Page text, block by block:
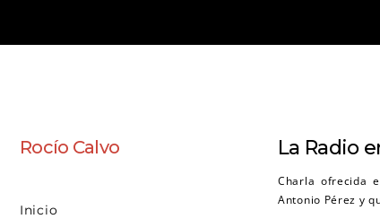
contenido
Rocío Calvo
Inicio
La Radio
Charla ofrecida
Antonio Pérez y